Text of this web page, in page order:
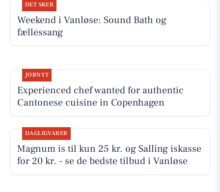
DET SKER
Weekend i Vanløse: Sound Bath og
fællessang
JOBNYT
Experienced chef wanted for authentic
Cantonese cuisine in Copenhagen
DAGLIGVARER
Magnum is til kun 25 kr. og Salling iskasse
for 20 kr. - se de bedste tilbud i Vanløse